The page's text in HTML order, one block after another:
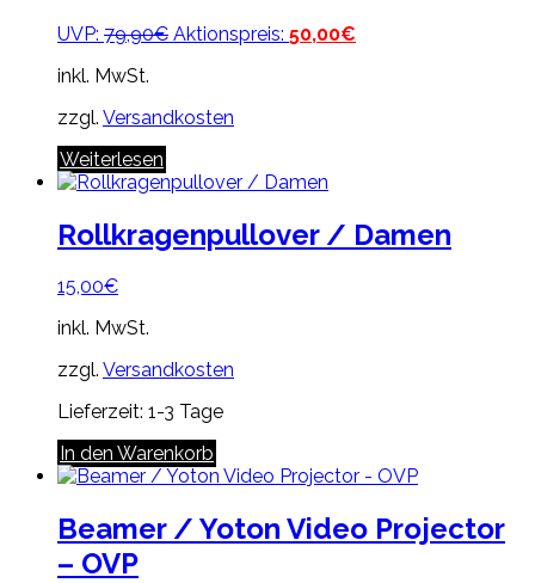
UVP: 79,90€ Ursprünglicher
Aktionspreis: 50,00€
inkl. MwSt.
zzgl. Versandkosten
Weiterlesen
Rollkragenpullover / Damen
15,00€
inkl. MwSt.
zzgl. Versandkosten
Lieferzeit: 1-3 Tage
In den Warenkorb
Beamer / Yoton Video Projector
– OVP